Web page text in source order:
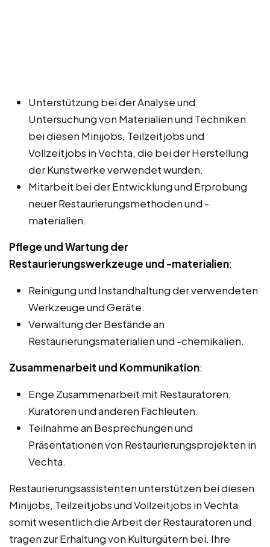
Unterstützung bei der Analyse und
Untersuchung von Materialien und Techniken
bei diesen Minijobs, Teilzeitjobs und
Vollzeitjobs in Vechta, die bei der Herstellung
der Kunstwerke verwendet wurden.
Mitarbeit bei der Entwicklung und Erprobung
neuer Restaurierungsmethoden und -
materialien.
Pflege und Wartung der
Restaurierungswerkzeuge und -materialien:
Reinigung und Instandhaltung der verwendeten
Werkzeuge und Geräte.
Verwaltung der Bestände an
Restaurierungsmaterialien und -chemikalien.
Zusammenarbeit und Kommunikation:
Enge Zusammenarbeit mit Restauratoren,
Kuratoren und anderen Fachleuten.
Teilnahme an Besprechungen und
Präsentationen von Restaurierungsprojekten in
Vechta.
Restaurierungsassistenten unterstützen bei diesen
Minijobs, Teilzeitjobs und Vollzeitjobs in Vechta
somit wesentlich die Arbeit der Restauratoren und
tragen zur Erhaltung von Kulturgütern bei. Ihre